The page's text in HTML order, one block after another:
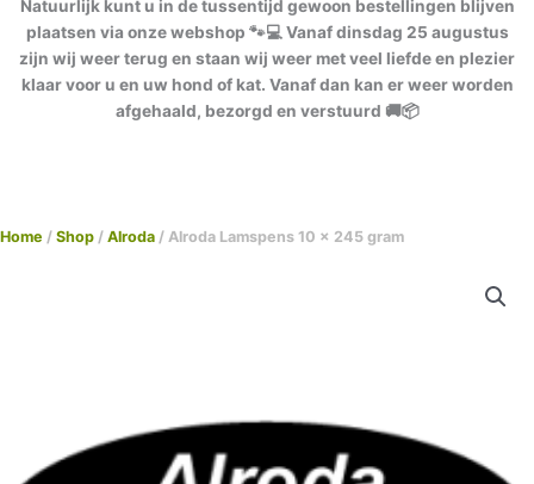
Natuurlijk kunt u in de tussentijd gewoon bestellingen blijven
plaatsen via onze webshop 🐾💻 Vanaf dinsdag 25 augustus
zijn wij weer terug en staan wij weer met veel liefde en plezier
klaar voor u en uw hond of kat. Vanaf dan kan er weer worden
afgehaald, bezorgd en verstuurd 🚚📦
Home / Shop / Alroda / Alroda Lamspens 10 x 245 gram